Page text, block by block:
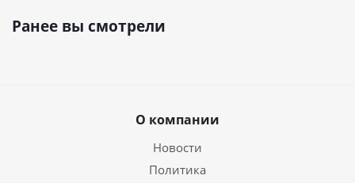
Ранее вы смотрели
О компании
Новости
Политика